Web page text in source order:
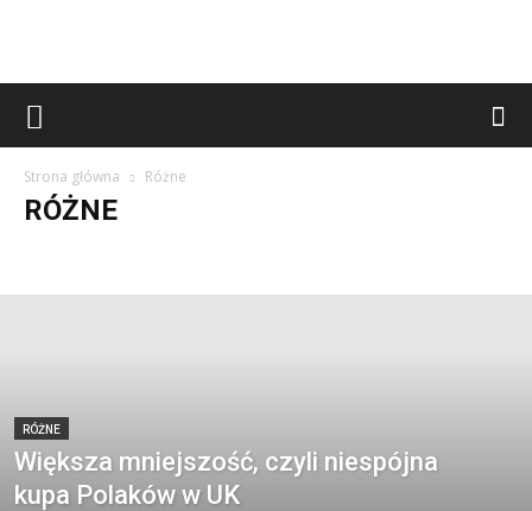
Strona główna Różne
RÓŻNE
RÓŻNE
Większa mniejszość, czyli niespójna
kupa Polaków w UK